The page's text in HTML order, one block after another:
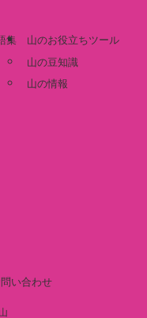
集
山のお役立ちツール
山の豆知識
山の情報
い合わせ